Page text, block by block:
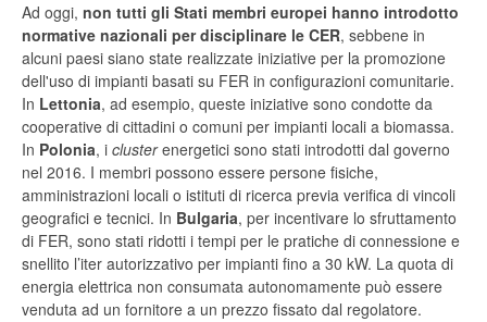
Ad oggi, non tutti gli Stati membri europei hanno introdotto
normative nazionali per disciplinare le CER, sebbene in
alcuni paesi siano state realizzate iniziative per la promozione
dell'uso di impianti basati su FER in configurazioni comunitarie.
In Lettonia, ad esempio, queste iniziative sono condotte da
cooperative di cittadini o comuni per impianti locali a biomassa.
In Polonia, i clusterenergetici sono stati introdotti dal governo
nel 2016. I membri possono essere persone fisiche,
amministrazioni locali o istituti di ricerca previa verifica di vincoli
geografici e tecnici. In Bulgaria, per incentivare lo sfruttamento
di FER, sono stati ridotti i tempi per le pratiche di connessione e
snellito l’iter autorizzativo per impianti fino a 30 kW. La quota di
energia elettrica non consumata autonomamente può essere
venduta ad un fornitore a un prezzo fissato dal regolatore.